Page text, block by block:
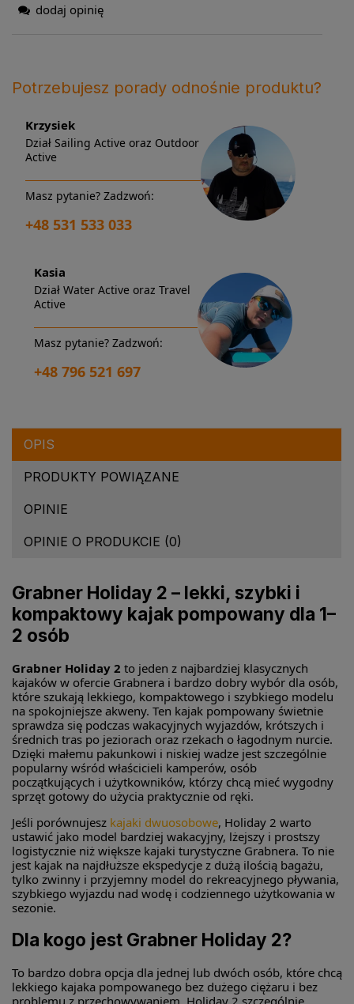
dodaj opinię
Potrzebujesz porady odnośnie produktu?
Krzysiek
Dział Sailing Active oraz Outdoor
Active
Masz pytanie? Zadzwoń:
+48 531 533 033
Kasia
Dział Water Active oraz Travel
Active
Masz pytanie? Zadzwoń:
+48 796 521 697
OPIS
PRODUKTY POWIĄZANE
OPINIE
OPINIE O PRODUKCIE (0)
Grabner Holiday 2 – lekki, szybki i
kompaktowy kajak pompowany dla 1–
2 osób
Grabner Holiday 2 to jeden z najbardziej klasycznych
kajaków w ofercie Grabnera i bardzo dobry wybór dla osób,
które szukają lekkiego, kompaktowego i szybkiego modelu
na spokojniejsze akweny. Ten kajak pompowany świetnie
sprawdza się podczas wakacyjnych wyjazdów, krótszych i
średnich tras po jeziorach oraz rzekach o łagodnym nurcie.
Dzięki małemu pakunkowi i niskiej wadze jest szczególnie
popularny wśród właścicieli kamperów, osób
początkujących i użytkowników, którzy chcą mieć wygodny
sprzęt gotowy do użycia praktycznie od ręki.
Jeśli porównujesz kajaki dwuosobowe, Holiday 2 warto
ustawić jako model bardziej wakacyjny, lżejszy i prostszy
logistycznie niż większe kajaki turystyczne Grabnera. To nie
jest kajak na najdłuższe ekspedycje z dużą ilością bagażu,
tylko zwinny i przyjemny model do rekreacyjnego pływania,
szybkiego wyjazdu nad wodę i codziennego użytkowania w
sezonie.
Dla kogo jest Grabner Holiday 2?
To bardzo dobra opcja dla jednej lub dwóch osób, które chcą
lekkiego kajaka pompowanego bez dużego ciężaru i bez